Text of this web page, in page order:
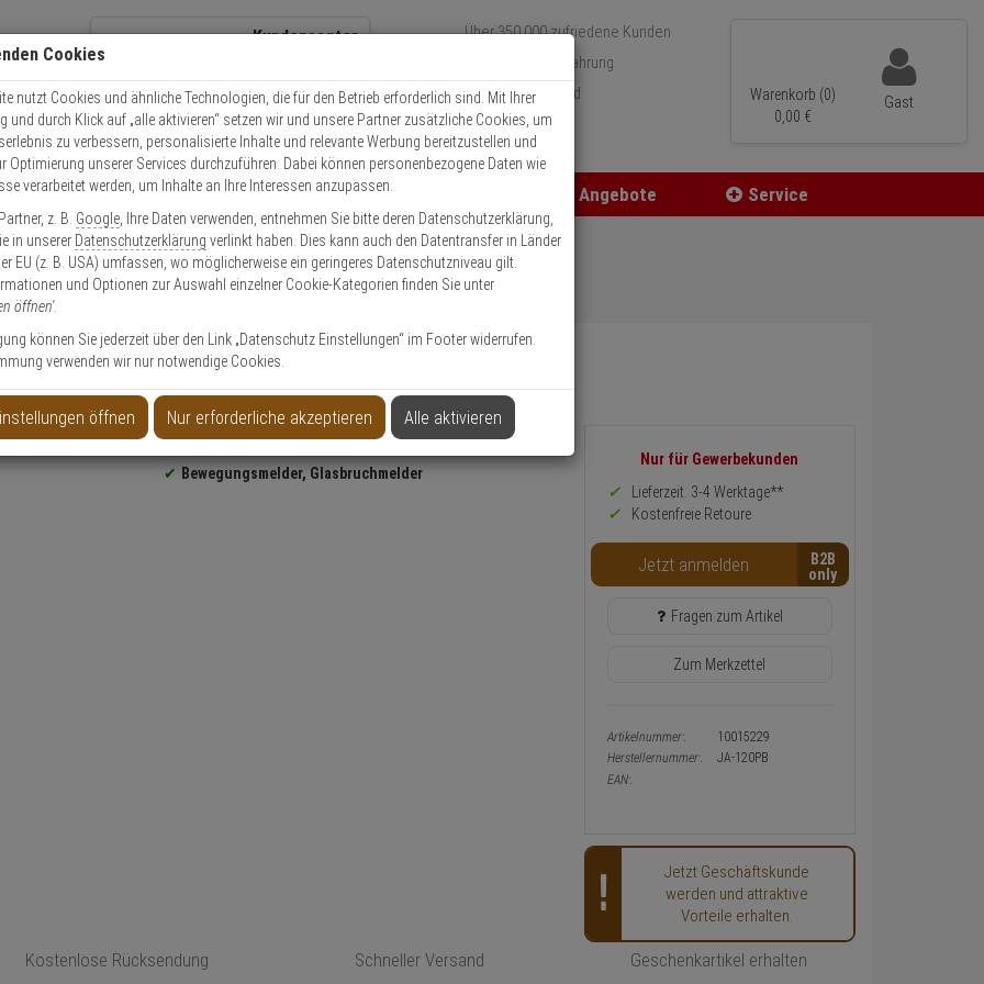
Kundencenter
Kontaktservice nutzen
Mo. - Do.: 8:00 - 16:30 Fr. 8:00 - 14:00 Uhr
Über 350.000 zufriedene Kunden
Über 15 Jahre Erfahrung
Schneller Versand
Warenkorb (0)
0, 00 €
Gast
Zutritt Einbruch Angebote Service
Bus Bewegung- & Glasbruchmelder
& Glasbruchmelder
Produktinformationen
Konfigurations- & Installations-Service nutzen!
Bewegungsmelder, Glasbruchmelder
Informationen
Preis,
Verfügbakeit
Warenkorb-
oder
Konfigurieren-
Nur für Gewerbekunden
Lieferzeit: 3-4 Werktage**
Kostenfreie Retoure
Jetzt anmelden B2B
Fragen zum Artikel
Zum Merkzettel
Artikelnummer:
10015229
Herstellernummer:
JA-120PB
EAN:
Jetzt Geschäftskunde
werden und attraktive
Vorteile erhalten.
Kostenlose Rücksendung Schneller Versand Geschenkartikel erhalten
Cookies
nutzt Cookies und ähnliche Technologien, die für den Betrieb erforderlich sind. Mit Ihrer
und durch Klick auf „alle aktivieren“ setzen wir und unsere Partner zusätzliche Cookies, um
zu verbessern, personalisierte Inhalte und relevante Werbung bereitzustellen und
Optimierung unserer Services durchzuführen. Dabei können personenbezogene Daten wie
verarbeitet werden, um Inhalte an Ihre Interessen anzupassen.
z. B. Google , Ihre Daten verwenden, entnehmen Sie bitte deren Datenschutzerklärung,
in unserer Datenschutzerklärung verlinkt haben. Dies kann auch den Datentransfer in Länder
EU (z. B. USA) umfassen, wo möglicherweise ein geringeres Datenschutzniveau gilt.
und Optionen zur Auswahl einzelner Cookie-Kategorien finden Sie unter
öffnen'.
können Sie jederzeit über den Link „Datenschutz Einstellungen“ im Footer widerrufen.
verwenden wir nur notwendige Cookies.
öffnen Nur erforderliche akzeptieren Alle aktivieren